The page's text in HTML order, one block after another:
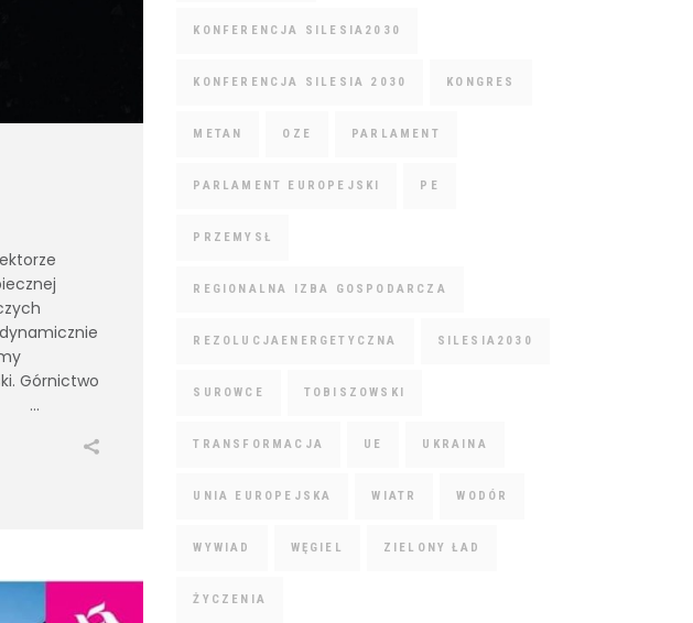
Górnictwo
KONFERENCJA SILESIA2030
KONFERENCJA SILESIA 2030 KONGRES
METAN OZE PARLAMENT
PARLAMENT EUROPEJSKI PE
PRZEMYSŁ
REGIONALNA IZBA GOSPODARCZA
REZOLUCJAENERGETYCZNA SILESIA2030
SUROWCE TOBISZOWSKI
TRANSFORMACJA UE UKRAINA
UNIA EUROPEJSKA WIATR WODÓR
WYWIAD WĘGIEL ZIELONY ŁAD
ŻYCZENIA